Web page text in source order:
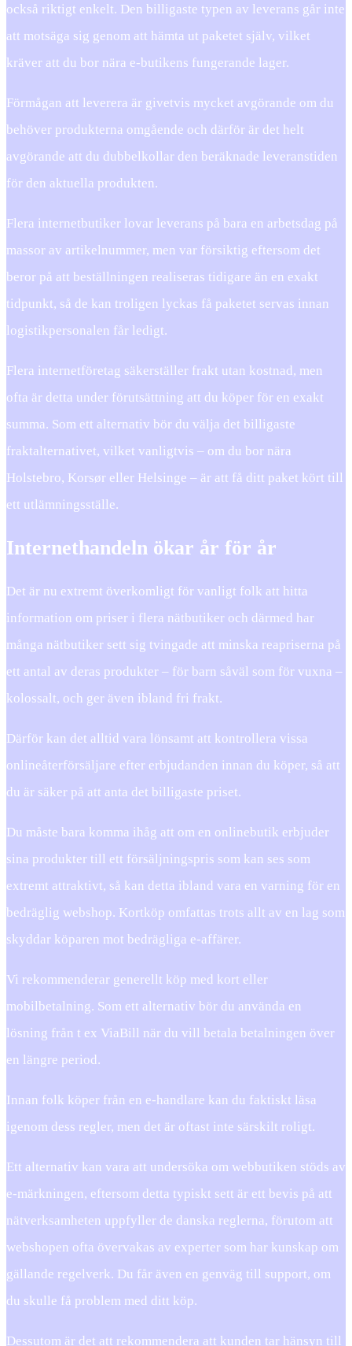
också riktigt enkelt. Den billigaste typen av leverans går inte
att motsäga sig genom att hämta ut paketet själv, vilket
kräver att du bor nära e-butikens fungerande lager.
Förmågan att leverera är givetvis mycket avgörande om du
behöver produkterna omgående och därför är det helt
avgörande att du dubbelkollar den beräknade leveranstiden
för den aktuella produkten.
Flera internetbutiker lovar leverans på bara en arbetsdag på
massor av artikelnummer, men var försiktig eftersom det
beror på att beställningen realiseras tidigare än en exakt
tidpunkt, så de kan troligen lyckas få paketet servas innan
logistikpersonalen får ledigt.
Flera internetföretag säkerställer frakt utan kostnad, men
ofta är detta under förutsättning att du köper för en exakt
summa. Som ett alternativ bör du välja det billigaste
fraktalternativet, vilket vanligtvis – om du bor nära
Holstebro, Korsør eller Helsinge – är att få ditt paket kört till
ett utlämningsställe.
Internethandeln ökar år för år
Det är nu extremt överkomligt för vanligt folk att hitta
information om priser i flera nätbutiker och därmed har
många nätbutiker sett sig tvingade att minska reapriserna på
ett antal av deras produkter – för barn såväl som för vuxna –
kolossalt, och ger även ibland fri frakt.
Därför kan det alltid vara lönsamt att kontrollera vissa
onlineåterförsäljare efter erbjudanden innan du köper, så att
du är säker på att anta det billigaste priset.
Du måste bara komma ihåg att om en onlinebutik erbjuder
sina produkter till ett försäljningspris som kan ses som
extremt attraktivt, så kan detta ibland vara en varning för en
bedräglig webshop. Kortköp omfattas trots allt av en lag som
skyddar köparen mot bedrägliga e-affärer.
Vi rekommenderar generellt köp med kort eller
mobilbetalning. Som ett alternativ bör du använda en
lösning från t ex ViaBill när du vill betala betalningen över
en längre period.
Innan folk köper från en e-handlare kan du faktiskt läsa
igenom dess regler, men det är oftast inte särskilt roligt.
Ett alternativ kan vara att undersöka om webbutiken stöds av
e-märkningen, eftersom detta typiskt sett är ett bevis på att
nätverksamheten uppfyller de danska reglerna, förutom att
webshopen ofta övervakas av experter som har kunskap om
gällande regelverk. Du får även en genväg till support, om
du skulle få problem med ditt köp.
Dessutom är det att rekommendera att kunden tar hänsyn till